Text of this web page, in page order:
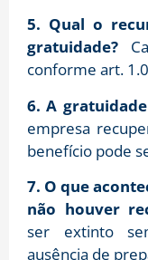
5. Qual o
gratuidade?
conforme art.
6. A
empresa
benefício pode
7. O que
não houver
ser extinto
ausência de